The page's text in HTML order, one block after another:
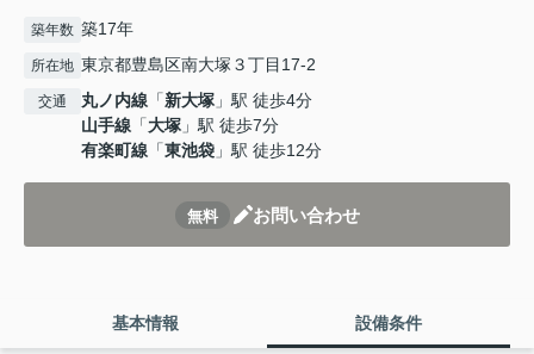
築年数 築17年
所在地 東京都豊島区南大塚３丁目17-2
交通 丸ノ内線 「新大塚 」駅 徒歩4分
山手線 「大塚 」駅 徒歩7分
有楽町線 「東池袋 」駅 徒歩12分
無料 お問い合わせ
基本情報 設備条件